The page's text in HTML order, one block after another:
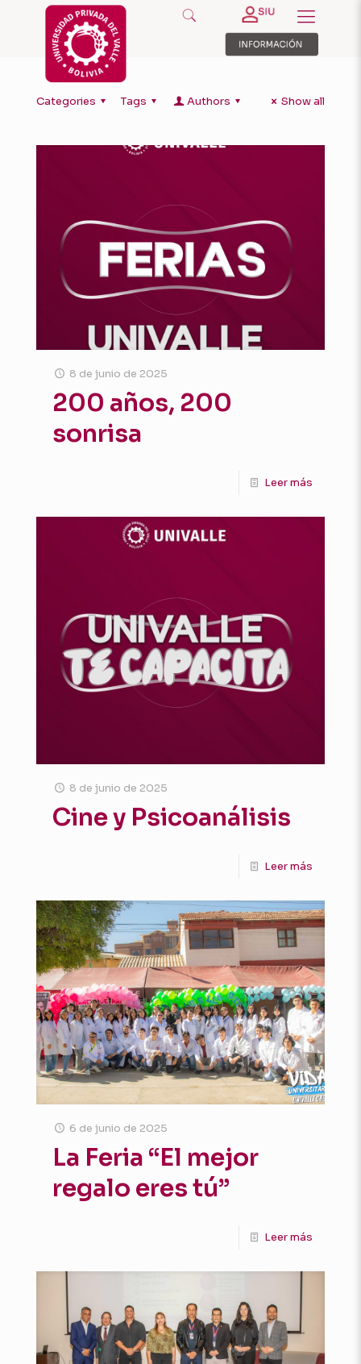
Categories Tags Authors Show all
8 de junio de 2025
200 años, 200
sonrisa
Leer más
8 de junio de 2025
Cine y Psicoanálisis
Leer más
6 de junio de 2025
La Feria “El mejor
regalo eres tú”
Leer más